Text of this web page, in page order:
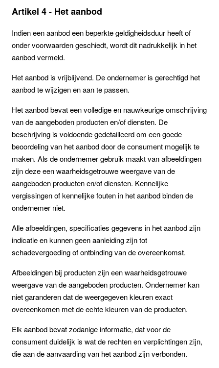
Artikel 4 - Het aanbod
Indien een aanbod een beperkte geldigheidsduur heeft of
onder voorwaarden geschiedt, wordt dit nadrukkelijk in het
aanbod vermeld.
Het aanbod is vrijblijvend. De ondernemer is gerechtigd het
aanbod te wijzigen en aan te passen.
Het aanbod bevat een volledige en nauwkeurige omschrijving
van de aangeboden producten en/of diensten. De
beschrijving is voldoende gedetailleerd om een goede
beoordeling van het aanbod door de consument mogelijk te
maken. Als de ondernemer gebruik maakt van afbeeldingen
zijn deze een waarheidsgetrouwe weergave van de
aangeboden producten en/of diensten. Kennelijke
vergissingen of kennelijke fouten in het aanbod binden de
ondernemer niet.
Alle afbeeldingen, specificaties gegevens in het aanbod zijn
indicatie en kunnen geen aanleiding zijn tot
schadevergoeding of ontbinding van de overeenkomst.
Afbeeldingen bij producten zijn een waarheidsgetrouwe
weergave van de aangeboden producten. Ondernemer kan
niet garanderen dat de weergegeven kleuren exact
overeenkomen met de echte kleuren van de producten.
Elk aanbod bevat zodanige informatie, dat voor de
consument duidelijk is wat de rechten en verplichtingen zijn,
die aan de aanvaarding van het aanbod zijn verbonden.